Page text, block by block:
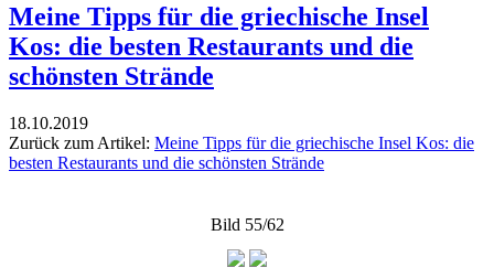
Meine Tipps für die griechische Insel
Kos: die besten Restaurants und die
schönsten Strände
18.10.2019
Zurück zum Artikel: Meine Tipps für die griechische Insel Kos: die
besten Restaurants und die schönsten Strände
Bild 55/62